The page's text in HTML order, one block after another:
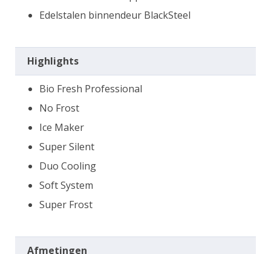
Edelstalen binnendeur BlackSteel
Highlights
Bio Fresh Professional
No Frost
Ice Maker
Super Silent
Duo Cooling
Soft System
Super Frost
Afmetingen